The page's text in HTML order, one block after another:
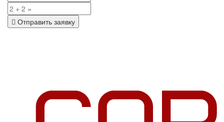
Отправить заявку